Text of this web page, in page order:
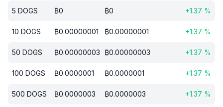
5 DOGS ₿0 ₿0 +1.37 %
10 DOGS ₿0.00000001 ₿0.00000001 +1.37 %
50 DOGS ₿0.00000003 ₿0.00000003 +1.37 %
100 DOGS ₿0.0000001 ₿0.0000001 +1.37 %
500 DOGS ₿0.0000003 ₿0.0000003 +1.37 %